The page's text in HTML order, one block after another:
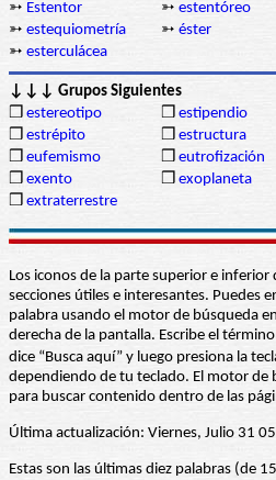
➳ Estentor ➳ estentóreo
➳ estequiometría ➳ éster
➳ esterculácea
↓↓↓ Grupos Siguientes
❒ estereotipo ❒ estipendio
❒ estrépito ❒ estructura
❒ eufemismo ❒ eutrofización
❒ exento ❒ exoplaneta
❒ extraterrestre
Los iconos de la parte superior e inferior
secciones útiles e interesantes. Puedes
palabra usando el motor de búsqueda
derecha de la pantalla. Escribe el
dice “Busca aquí” y luego presiona la
dependiendo de tu teclado. El motor de
para buscar contenido dentro de las
Última actualización: Viernes, Julio 31
Estas son las últimas diez palabras (de